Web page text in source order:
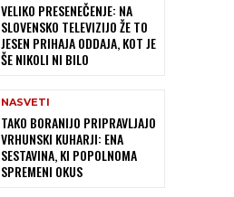
VELIKO PRESENEČENJE: NA
SLOVENSKO TELEVIZIJO ŽE TO
JESEN PRIHAJA ODDAJA, KOT JE
ŠE NIKOLI NI BILO
NASVETI
TAKO BORANIJO PRIPRAVLJAJO
VRHUNSKI KUHARJI: ENA
SESTAVINA, KI POPOLNOMA
SPREMENI OKUS